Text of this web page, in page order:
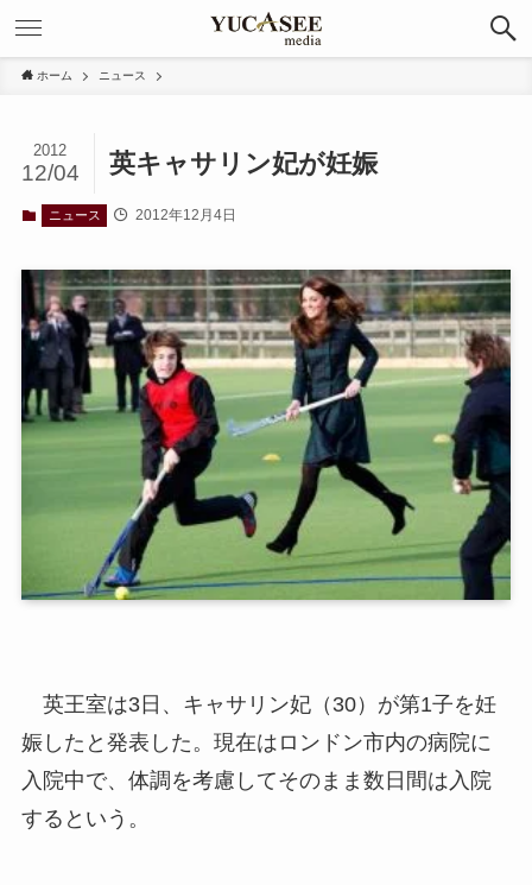
ホーム ニュース
英キャサリン妃が妊娠
2012
12/04
ニュース 2012年12月4日
英王室は3日、キャサリン妃（30）が第1子を妊
娠したと発表した。現在はロンドン市内の病院に
入院中で、体調を考慮してそのまま数日間は入院
するという。